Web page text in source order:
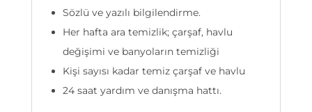
Sözlü ve yazılı bilgilendirme.
Her hafta ara temizlik; çarşaf, havlu
değişimi ve banyoların temizliği
Kişi sayısı kadar temiz çarşaf ve havlu
24 saat yardım ve danışma hattı.